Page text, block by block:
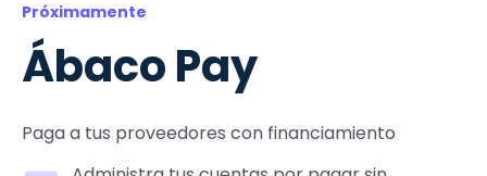
Próximamente
Ábaco Pay
Paga a tus proveedores con financiamiento